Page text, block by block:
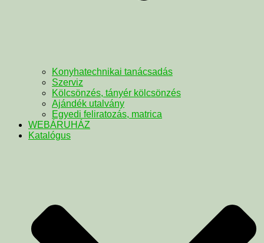
Konyhatechnikai tanácsadás
Szerviz
Kölcsönzés, tányér kölcsönzés
Ajándék utalvány
Egyedi feliratozás, matrica
WEBÁRUHÁZ
Katalógus